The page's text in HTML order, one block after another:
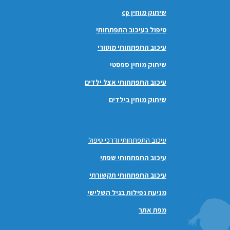
שיתוק מוחין cp
טיפול בעיכוב התפתחותי
עיכוב התפתחותי מוטורי
שיתוק מוחין ספסטי
עיכוב התפתחותי אצל ילדים
שיתוק מוחין בילדים
עיכוב התפתחותי ודרכי טיפול
עיכוב התפתחותי שפתי
עיכוב התפתחותי תקשורתי
מניעת נפילות בגיל השלישי
מפת אתר